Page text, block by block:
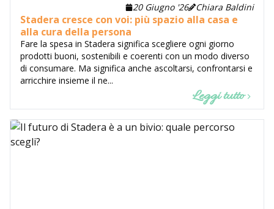
20 Giugno '26 Chiara Baldini
Stadera cresce con voi: più spazio alla casa e
alla cura della persona
Fare la spesa in Stadera significa scegliere ogni giorno
prodotti buoni, sostenibili e coerenti con un modo diverso
di consumare. Ma significa anche ascoltarsi, confrontarsi e
arricchire insieme il ne...
Leggi tutto